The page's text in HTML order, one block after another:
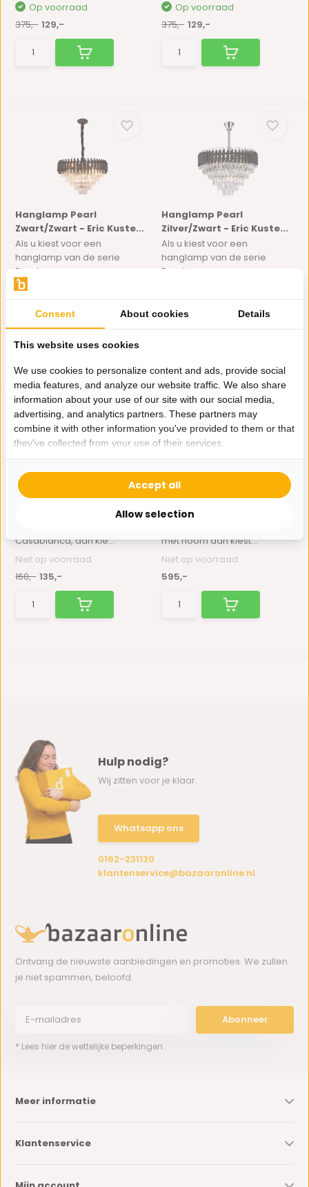
Op voorraad
375,- 129,-
Op voorraad
375,- 129,-
Hanglamp Pearl
Zwart/Zwart - Eric Kuste...
Als u kiest voor een
hanglamp van de serie
Pearl...
375,-
Hanglamp Pearl
Zilver/Zwart - Eric Kuste...
Als u kiest voor een
hanglamp van de serie
Pearl...
450,-
Hanglamp Casablanca
Casablanca, dan kie...
Niet op voorraad
160,- 135,-
Hanglamp Hoorn met
Zilver - Zwarte Kapje...
met hoorn dan kiest...
Niet op voorraad
595,-
Hulp nodig?
Wij zitten voor je klaar.
Whatsapp ons
0162-231130
klantenservice@bazaaronline.nl
Ontvang de nieuwste aanbiedingen en promoties. We zullen
je niet spammen, beloofd.
Abonneer
* Lees hier de wettelijke beperkingen
Meer informatie
Klantenservice
Consent About cookies Details
This website uses cookies
We use cookies to personalize content and ads, provide social
media features, and analyze our website traffic. We also share
information about your use of our site with our social media,
advertising, and analytics partners. These partners may
combine it with other information you've provided to them or that
they've collected from your use of their services.
Allow selection
Accept all